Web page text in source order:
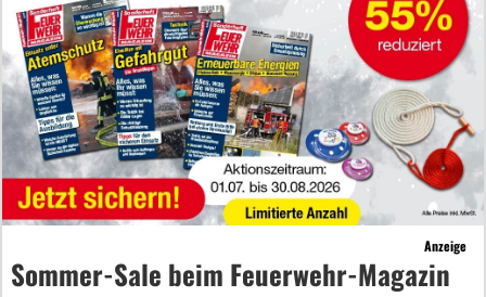
Anzeige
Sommer-Sale beim Feuerwehr-Magazin